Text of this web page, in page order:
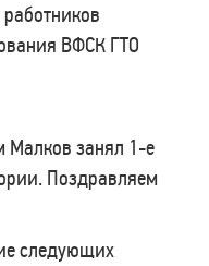
ВФСК ГТО
Малков занял 1-е
Поздравляем
следующих